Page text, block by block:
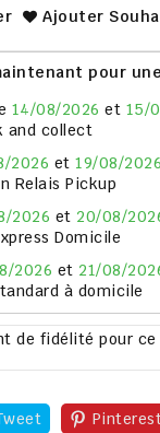
Ajouter
pour
14/08/2026 et 15/
and collect
2026 et 19/08/2026
Relais Pickup
2026 et 20/08/
Domicile
2026 et 21/08/
à domicile
de fidélité pour